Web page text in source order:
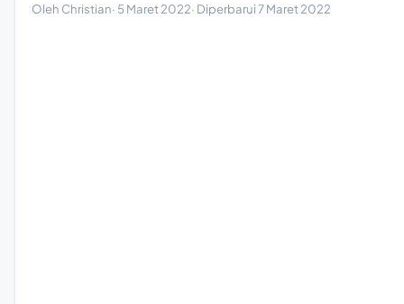
Oleh Christian· 5 Maret 2022· Diperbarui7 Maret 2022